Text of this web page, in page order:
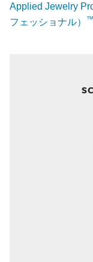
Applied Jewelry
フェッショナル）
™